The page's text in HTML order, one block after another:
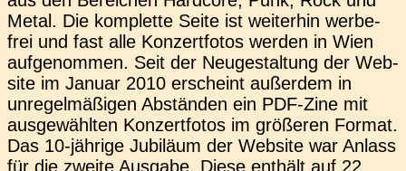
Metal. Die kom­plet­te Seite ist wei­ter­hin wer­be­
frei und fast alle Kon­zert­fo­tos werden in Wien
auf­ge­nom­men. Seit der Neu­ge­stal­tung der Web­
site im Januar 2010 erscheint außer­dem in
unre­gel­mä­ßi­gen Abstän­den ein PDF-Zine mit
aus­ge­wähl­ten Kon­zert­fo­tos im grö­ße­ren Format.
Das 10-jäh­ri­­ge Jubi­lä­um der Web­site war Anlass
für die zweite Aus­ga­be. Diese ent­hält auf 22